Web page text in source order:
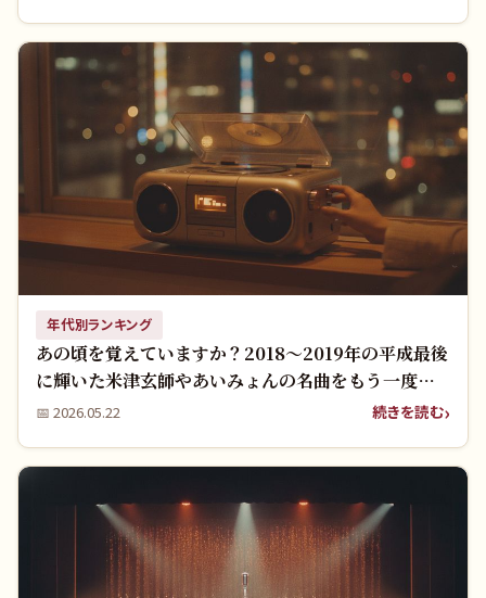
年代別ランキング
あの頃を覚えていますか？2018〜2019年の平成最後
に輝いた米津玄師やあいみょんの名曲をもう一度聴
きたい！
📅 2026.05.22 続きを読む